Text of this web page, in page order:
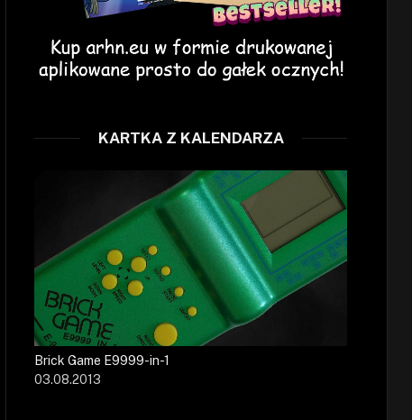
KARTKA Z KALENDARZA
Brick Game E9999-in-1
03.08.2013